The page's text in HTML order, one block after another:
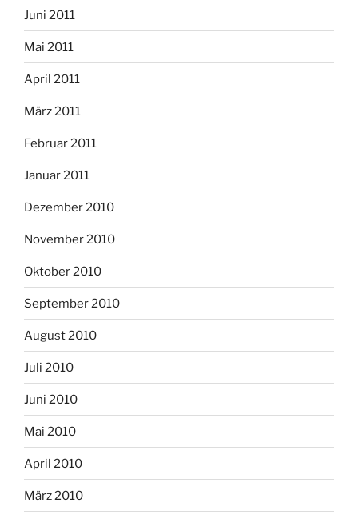
Juni 2011
Mai 2011
April 2011
März 2011
Februar 2011
Januar 2011
Dezember 2010
November 2010
Oktober 2010
September 2010
August 2010
Juli 2010
Juni 2010
Mai 2010
April 2010
März 2010